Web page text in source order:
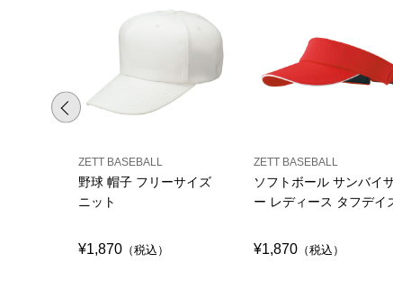
ZETT BASEBALL
野球 帽子 フリーサイズ
ニット
¥1,870 （税込）
ZETT BASEBALL
ソフトボール サンバイ
ー レディース タフデイ
¥1,870 （税込）